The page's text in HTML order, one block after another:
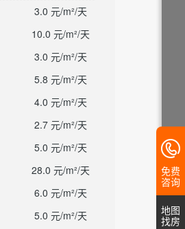
3.0 元/m²/天
10.0 元/m²/天
3.0 元/m²/天
5.8 元/m²/天
4.0 元/m²/天
2.7 元/m²/天
5.0 元/m²/天
28.0 元/m²/天
6.0 元/m²/天
5.0 元/m²/天
免费
咨询
地图
找房